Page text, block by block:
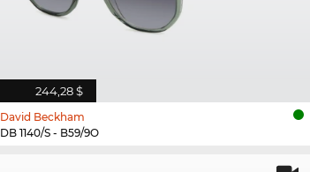
244,28 $
David Beckham
DB 1140/S - B59/9O